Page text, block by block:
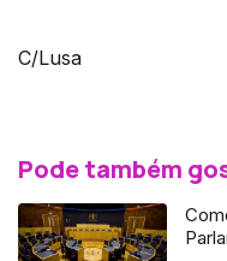
C/Lusa
Pode também